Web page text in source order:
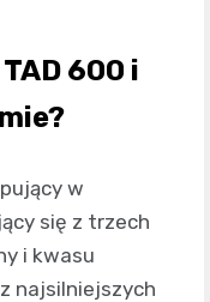
600 i
w
się z trzech
i kwasu
najsilniejszych